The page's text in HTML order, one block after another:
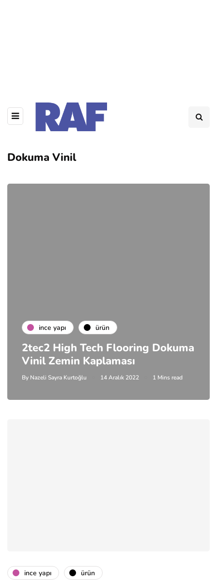
Dokuma Vinil
i̇nce yapı ürün
2tec2 High Tech Flooring Dokuma
Vinil Zemin Kaplaması
By Nazeli Sayra Kurtoğlu 14 Aralık 2022 1 Mins read
i̇nce yapı ürün